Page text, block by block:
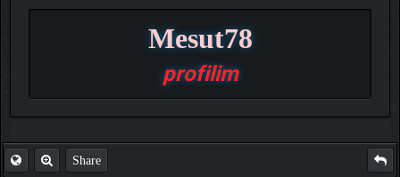
Mesut78
profilim
Share